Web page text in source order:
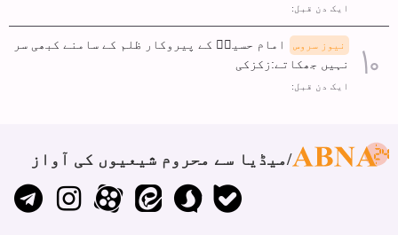
ایک دن قبل:
نیوز سروس
امام حسینؑ کے پیروکار ظلم کے سامنے کبھی سر
نہیں جھکاتے:زکزکی
ایک دن قبل:
میڈیا سے محروم شیعیوں کی آواز